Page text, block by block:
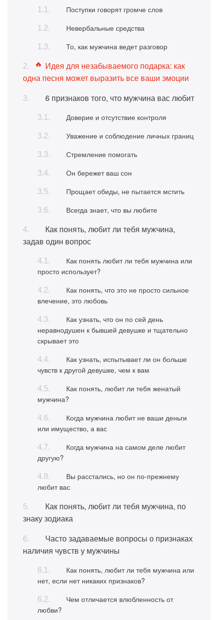
Поступки говорят громче слов
Невербальные средства
То, как мужчина ведет разговор
Идея для незабываемого подарка: как
одна песня может выразить все ваши эмоции
6 признаков того, что мужчина вас любит
Доверие и отсутствие контроля
Уважение и соблюдение личных границ
Стремление помогать
Он бережет ваш сон
Прощает обиды, не пытается мстить
Всегда знает, что вы любите
Как понять, любит ли тебя мужчина,
задав один вопрос
Как понять любит ли тебя мужчина или
просто использует?
Как понять, что это не просто сильное
влечение, это любовь
Как узнать, что он по сей день
неравнодушен к бывшей девушке и тщательно
скрывает это
Как узнать, испытывает ли он больше
чувств к другой девушке, чем к вам
Как понять, любит ли тебя женатый
мужчина?
Когда мужчина любит не ваши деньги
или имущество, а вас
Когда мужчина на самом деле любит
другую?
Вы расстались, но он по-прежнему
любит вас
Как понять, любит ли тебя мужчина, по
знаку зодиака
Часто задаваемые вопросы о признаках
наличия чувств у мужчины
Как понять, любит ли тебя мужчина или
нет, если нет никаких признаков?
Чем отличается влюбленность от
любви?